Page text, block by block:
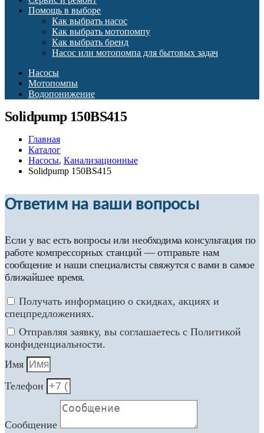
Помощь в выборе
Как выбрать насос
Как выбрать мотопомпу
Как выбрать бренд
Насос или мотопомпа для бытовых задач
Насосы
Мотопомпы
Водопонижение
Solidpump 150BS415
Главная
Каталог
Насосы, Канализационные
Solidpump 150BS415
Ответим на ваши вопросы
Если у вас есть вопросы или необходима консультация по
работе компрессорных станций — отправьте нам
сообщение и наши специалисты свяжутся с вами в самое
ближайшее время.
Получать информацию о скидках, акциях и
спецпредложениях.
Отправляя заявку, вы соглашаетесь с Политикой
конфиденциальности.
Имя
Телефон
Сообщение